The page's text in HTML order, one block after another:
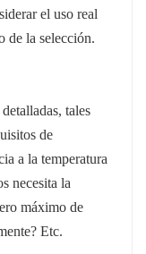
el uso real
de la selección.
tales
de
a la temperatura
necesita la
máximo de
Etc.